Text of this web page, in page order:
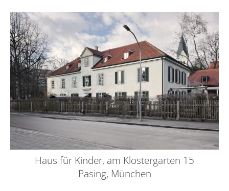
Haus für Kinder, am Klostergarten 15
Pasing, München